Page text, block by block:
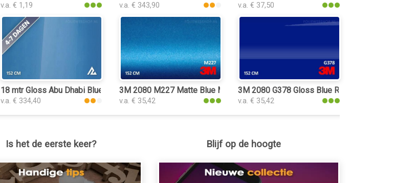
v.a. € 1,19 v.a. € 343,90 v.a. € 37,50
18 mtr Gloss Abu Dhabi Blue 3243 folie
v.a. € 334,40
3M 2080 M227 Matte Blue Metallic folie
v.a. € 35,42
3M 2080 G378 Gloss Blue Raspberry folie
v.a. € 35,42
Is het de eerste keer? Blijf op de hoogte